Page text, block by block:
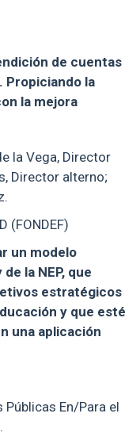
de cuentas
Propiciando la
la mejora
la Vega, Director
Director alterno;
(FONDEF)
un modelo
la NEP, que
estratégicos
y que esté
una aplicación
En/Para el